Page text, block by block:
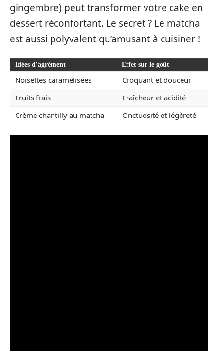
gingembre) peut transformer votre cake en
dessert réconfortant. Le secret ? Le matcha
est aussi polyvalent qu’amusant à cuisiner !
Idées d’agrément Effet sur le goût
Noisettes caramélisées
Croquant et douceur
Fruits frais
Fraîcheur et acidité
Crème chantilly au matcha
Onctuosité et légèreté